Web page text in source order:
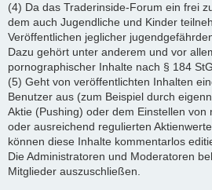
(4) Da das Traderinside-Forum ein frei
dem auch Jugendliche und Kinder
Veröffentlichen jeglicher
Dazu gehört unter anderem und vor
pornographischer Inhalte nach § 184
(5) Geht von veröffentlichten Inhalten
Benutzer aus (zum Beispiel durch
Aktie (Pushing) oder dem Einstellen von
oder ausreichend regulierten
können diese Inhalte kommentarlos
Die Administratoren und Moderatoren
Mitglieder auszuschließen.